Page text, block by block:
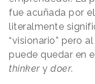
fue acuñada por
literalmente
“visionario” pero
puede quedar en
thinkery doer.